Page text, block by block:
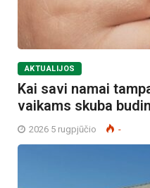
AKTUALIJOS
Kai savi namai
vaikams skuba
2026 5 rugpjūčio -